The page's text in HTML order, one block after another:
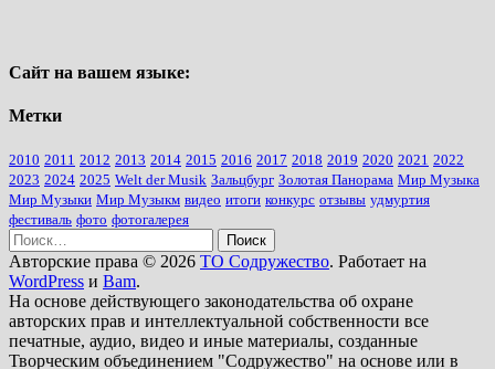
Сайт на вашем языке:
Метки
2010 2011 2012 2013 2014 2015 2016 2017 2018 2019 2020 2021 2022
2023 2024 2025 Welt der Musik Зальцбург Золотая Панорама Мир Музыка
Мир Музыки Мир Музыкм видео итоги конкурс отзывы удмуртия
фестиваль фото фотогалерея
Найти:
Авторские права © 2026 ТО Содружество. Работает на
WordPress и Bam.
На основе действующего законодательства об охране
авторских прав и интеллектуальной собственности все
печатные, аудио, видео и иные материалы, созданные
Творческим объединением "Содружество" на основе или в